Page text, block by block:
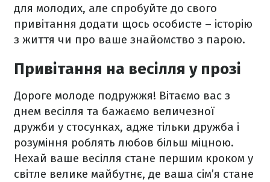
для молодих, але спробуйте до свого
привітання додати щось особисте – історію
з життя чи про ваше знайомство з парою.
Привітання на весілля у прозі
Дороге молоде подружжя! Вітаємо вас з
днем весілля та бажаємо величезної
дружби у стосунках, адже тільки дружба і
розуміння роблять любов більш міцною.
Нехай ваше весілля стане першим кроком у
світле велике майбутнє, де ваша сім’я стане